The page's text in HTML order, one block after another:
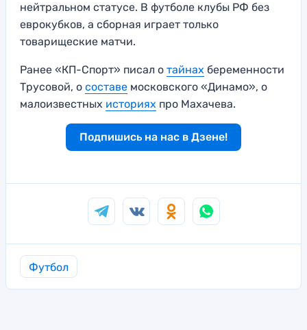
нейтральном статусе. В футболе клубы РФ без
еврокубков, а сборная играет только
товарищеские матчи.
Ранее «КП-Спорт» писал о тайнах беременности
Трусовой, о составе московского «Динамо», о
малоизвестных историях про Махачева.
Подпишись на нас в Дзене!
Футбол